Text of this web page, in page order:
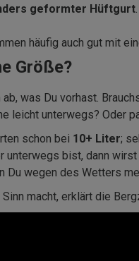
geformter Hüftgurt.
häufig auch gut mit
Größe?
was Du vorhast.
leicht unterwegs? Oder
schon bei 10+ Liter;
unterwegs bist, dann
Du wegen des Wetters
macht, erklärt die